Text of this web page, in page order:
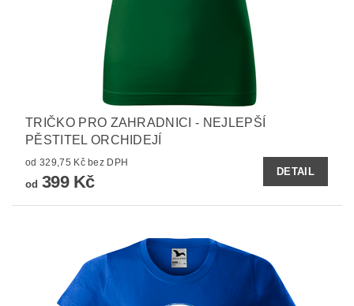
TRIČKO PRO ZAHRADNICI - NEJLEPŠÍ
PĚSTITEL ORCHIDEJÍ
od 329,75 Kč bez DPH
od 399 Kč
DETAIL